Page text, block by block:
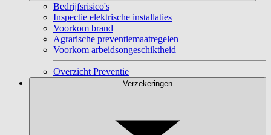
Bedrijfsrisico's
Inspectie elektrische installaties
Voorkom brand
Agrarische preventiemaatregelen
Voorkom arbeidsongeschiktheid
Overzicht Preventie
Verzekeringen